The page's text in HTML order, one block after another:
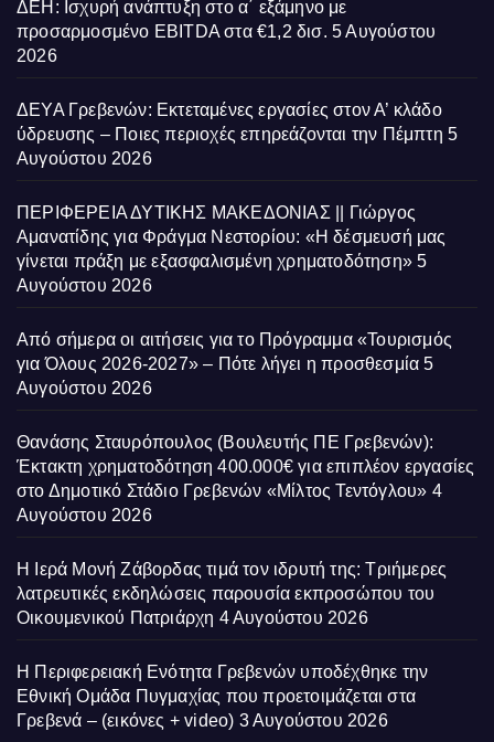
ΔΕΗ: Ισχυρή ανάπτυξη στο α΄ εξάμηνο με
προσαρμοσμένο EBITDA στα €1,2 δισ. 5 Αυγούστου
2026
ΔΕΥΑ Γρεβενών: Εκτεταμένες εργασίες στον Α’ κλάδο
ύδρευσης – Ποιες περιοχές επηρεάζονται την Πέμπτη 5
Αυγούστου 2026
ΠΕΡΙΦΕΡΕΙΑ ΔΥΤΙΚΗΣ ΜΑΚΕΔΟΝΙΑΣ || Γιώργος
Αμανατίδης για Φράγμα Νεστορίου: «Η δέσμευσή μας
γίνεται πράξη με εξασφαλισμένη χρηματοδότηση» 5
Αυγούστου 2026
Από σήμερα οι αιτήσεις για το Πρόγραμμα «Τουρισμός
για Όλους 2026-2027» – Πότε λήγει η προσθεσμία 5
Αυγούστου 2026
Θανάσης Σταυρόπουλος (Βουλευτής ΠΕ Γρεβενών):
Έκτακτη χρηματοδότηση 400.000€ για επιπλέον εργασίες
στο Δημοτικό Στάδιο Γρεβενών «Μίλτος Τεντόγλου» 4
Αυγούστου 2026
Η Ιερά Μονή Ζάβορδας τιμά τον ιδρυτή της: Τριήμερες
λατρευτικές εκδηλώσεις παρουσία εκπροσώπου του
Οικουμενικού Πατριάρχη 4 Αυγούστου 2026
Η Περιφερειακή Ενότητα Γρεβενών υποδέχθηκε την
Εθνική Ομάδα Πυγμαχίας που προετοιμάζεται στα
Γρεβενά – (εικόνες + video) 3 Αυγούστου 2026